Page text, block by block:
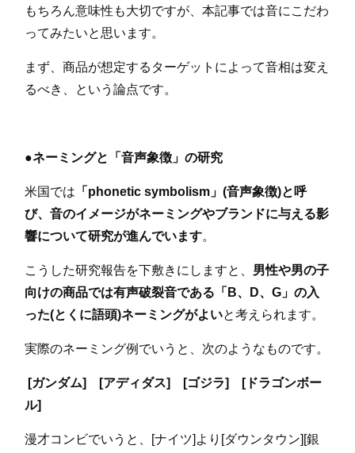
もちろん意味性も大切ですが、本記事では音にこだわ
ってみたいと思います。
まず、商品が想定するターゲットによって音相は変え
るべき、という論点です。
●ネーミングと「音声象徴」の研究
米国では 「phonetic symbolism」(音声象徴)と呼
び、音のイメージがネーミングやブランドに与える影
響について研究が進んでいます。
こうした研究報告を下敷きにしますと、 男性や男の子
向けの商品では有声破裂音である「B、D、G」の入
った(とくに語頭)ネーミングがよいと考えられます。
実際のネーミング例でいうと、次のようなものです。
[ガンダム] [アディダス] [ゴジラ] [ドラゴンボー
ル]
漫才コンビでいうと、[ナイツ]より[ダウンタウン][銀